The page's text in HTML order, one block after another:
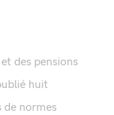
des pensions
huit
de normes